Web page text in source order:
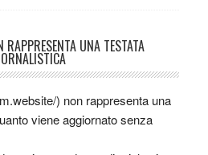
RAPPRESENTA UNA TESTATA
) non rappresenta una
viene aggiornato senza